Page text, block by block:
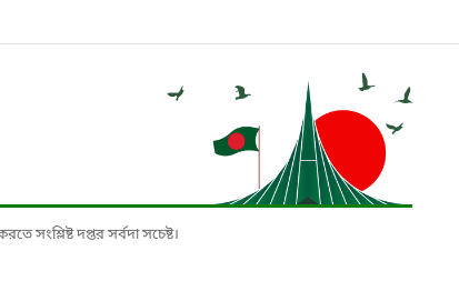
সংশ্লিষ্ট দপ্তর সর্বদা সচেষ্ট।